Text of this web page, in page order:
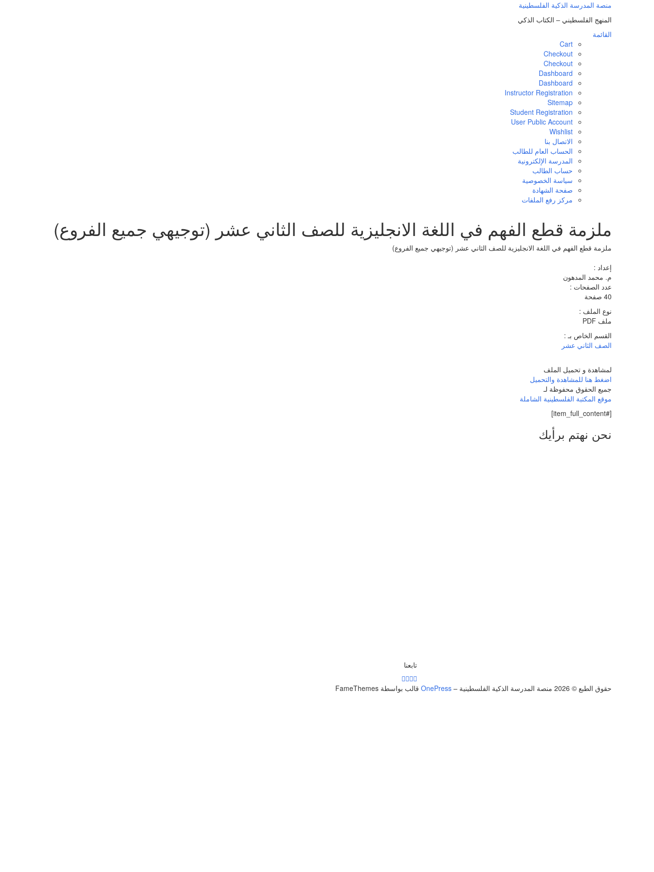
منصة المدرسة الذكية الفلسطينية
المنهج الفلسطيني – الكتاب الذكي
القائمة
Cart
Checkout
Checkout
Dashboard
Dashboard
Instructor Registration
Sitemap
Student Registration
User Public Account
Wishlist
الاتصال بنا
الحساب العام للطالب
المدرسة الإلكترونية
حساب الطالب
سياسة الخصوصية
صفحة الشهادة
مركز رفع الملفات
ملزمة قطع الفهم في اللغة الانجليزية للصف الثاني عشر (توجيهي جميع الفروع)
ملزمة قطع الفهم في اللغة الانجليزية للصف الثاني عشر (توجيهي جميع الفروع)
إعداد :
م. محمد المدهون
عدد الصفحات :
40 صفحة
نوع الملف :
ملف PDF
القسم الخاص بـ :
الصف الثاني عشر
لمشاهدة و تحميل الملف
اضغط هنا للمشاهدة والتحميل
جميع الحقوق محفوظة لـ
موقع المكتبة الفلسطينية الشاملة
[#item_full_content]
نحن نهتم برأيك
تابعنا
حقوق الطبع © 2026 منصة المدرسة الذكية الفلسطينية –
OnePress قالب بواسطة FameThemes